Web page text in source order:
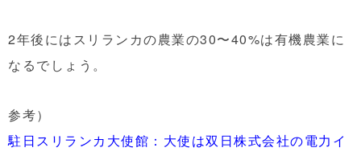
2年後にはスリランカの農業の30〜40%は有機農業に
なるでしょう。
参考）
駐日スリランカ大使館：大使は双日株式会社の電力イ